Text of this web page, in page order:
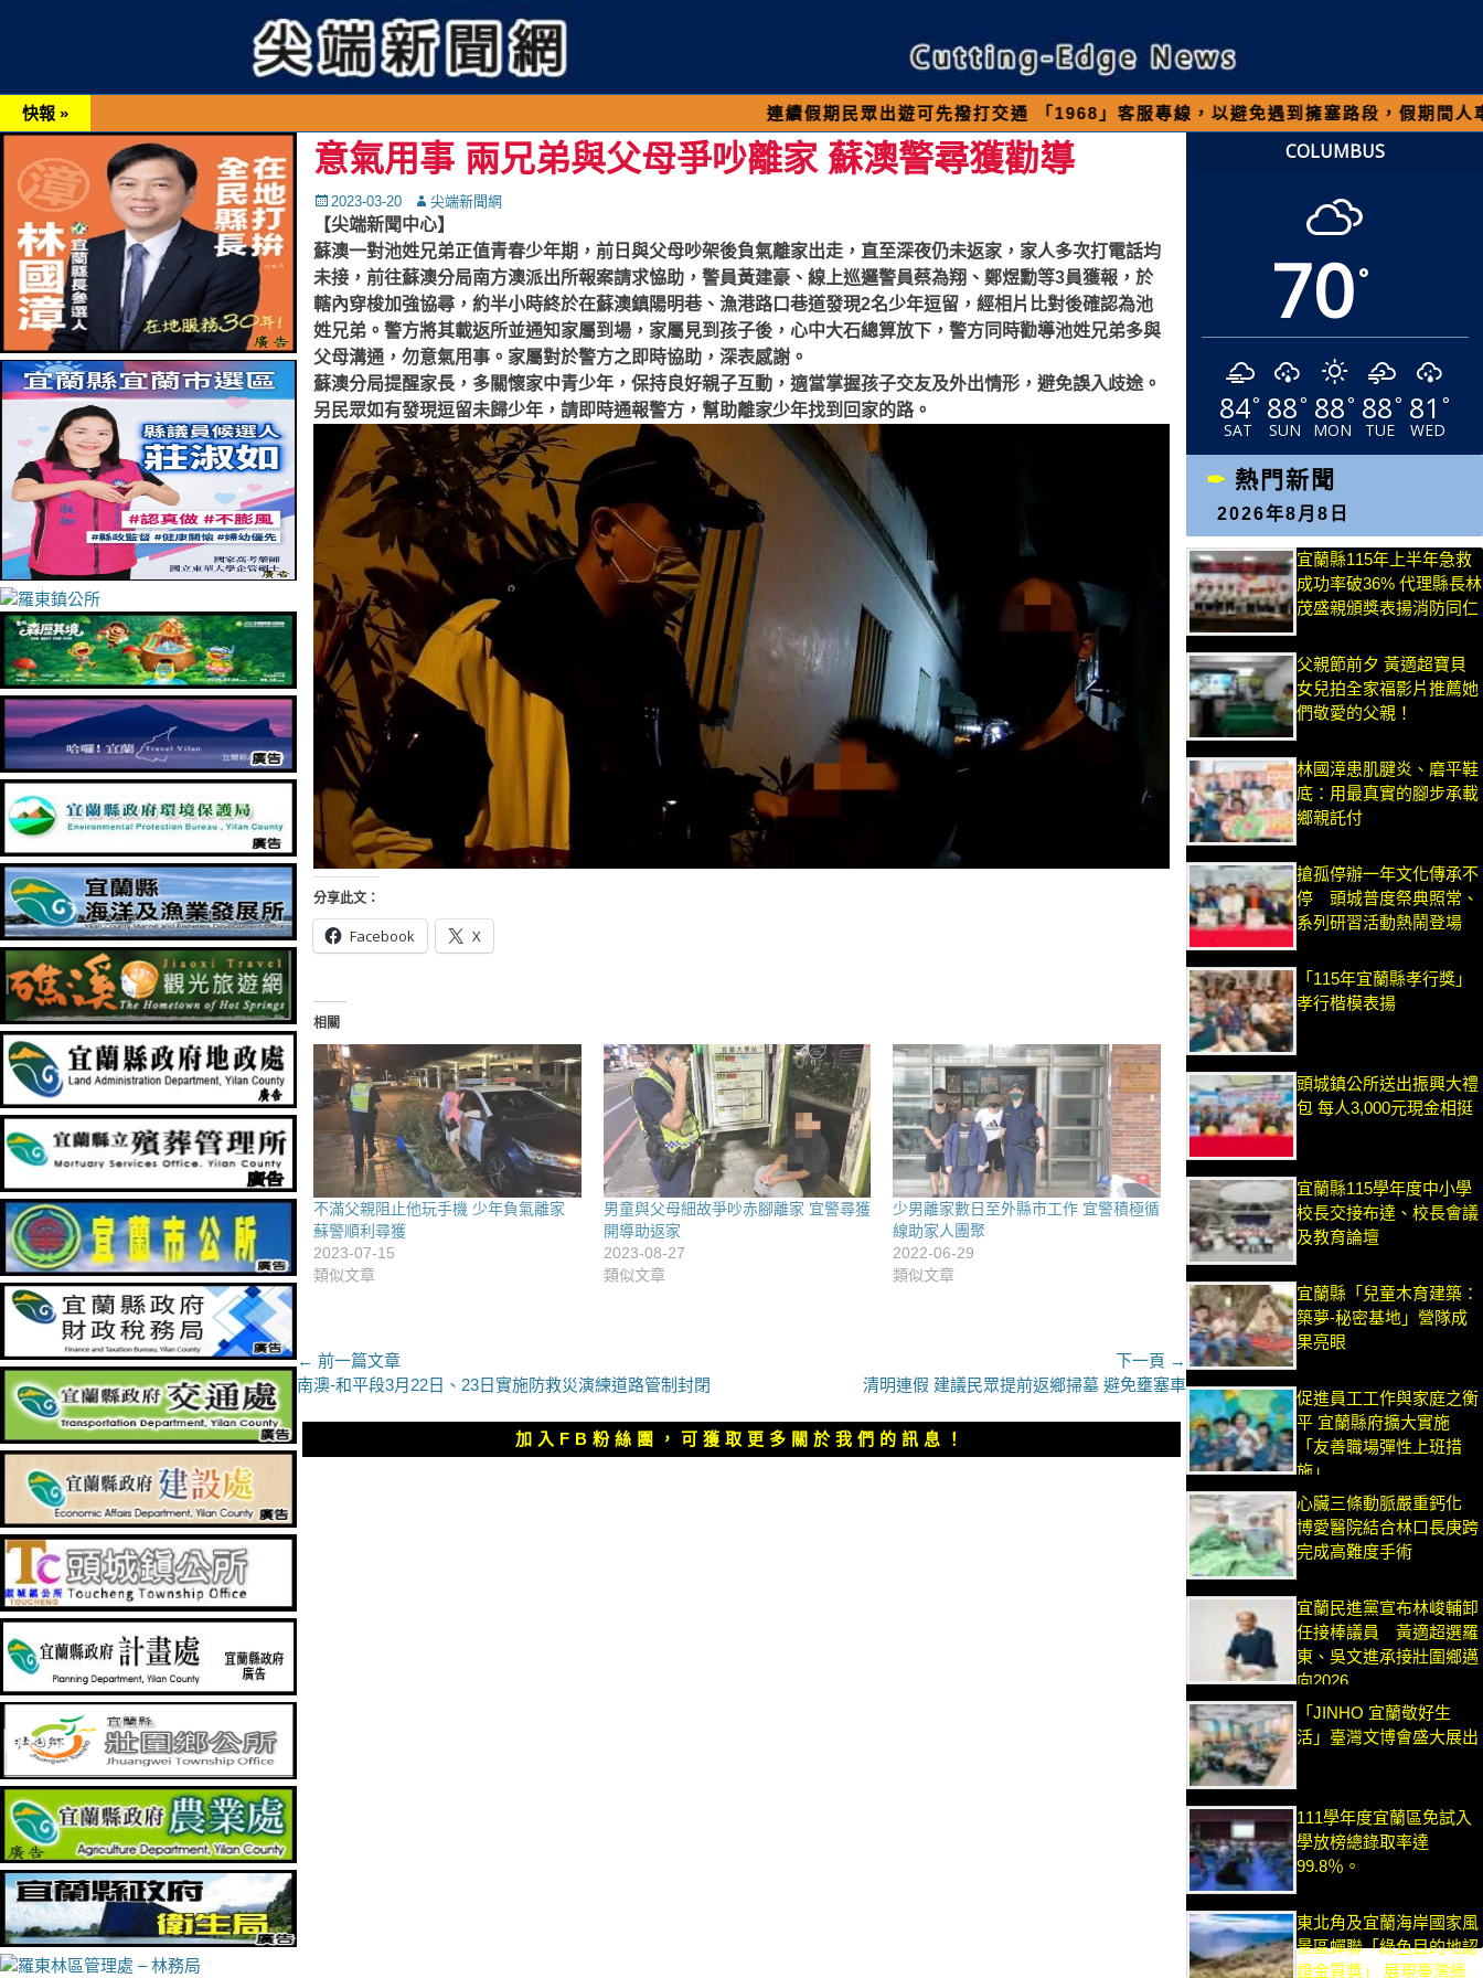
快報 » 連續假期民眾出遊可先撥打交通 「1968」客服專線，以避免遇到擁塞路段，假期間人車多請
意氣用事 兩兄弟與父母爭吵離家 蘇澳警尋獲勸導
Posted
on
2023-03-20 Autor尖端新聞網
【尖端新聞中心】
蘇澳一對池姓兄弟正值青春少年期，前日與父母吵架後負氣離家出走，直至深夜仍未返家，家人多次打電話均
未接，前往蘇澳分局南方澳派出所報案請求恊助，警員黃建豪、線上巡邏警員蔡為翔、鄭煜勳等3員獲報，於
轄內穿梭加強協尋，約半小時終於在蘇澳鎮陽明巷、漁港路口巷道發現2名少年逗留，經相片比對後確認為池
姓兄弟。警方將其載返所並通知家屬到場，家屬見到孩子後，心中大石總算放下，警方同時勸導池姓兄弟多與
父母溝通，勿意氣用事。家屬對於警方之即時協助，深表感謝。
蘇澳分局提醒家長，多關懷家中青少年，保持良好親子互動，適當掌握孩子交友及外出情形，避免誤入歧途。
另民眾如有發現逗留未歸少年，請即時通報警方，幫助離家少年找到回家的路。
分享此文：
Facebook X
相關
不滿父親阻止他玩手機 少年負氣離家
蘇警順利尋獲
2023-07-15
類似文章
男童與父母細故爭吵赤腳離家 宜警尋獲
開導助返家
2023-08-27
類似文章
少男離家數日至外縣市工作 宜警積極循
線助家人團聚
2022-06-29
類似文章
文
章
導
← 前一篇文章
上
文
南澳-和平段3月22日、23日實施防救災演練道路管制封閉
下一頁 →
篇
文
清明連假 建議民眾提前返鄉掃墓 避免壅塞車
加入FB粉絲團，可獲取更多關於我們的訊息！
COLUMBUS
70°
84°
SAT
88°
SUN
88°
MON
88°
TUE
81 °
WED
熱門新聞
2026年8月8日
宜蘭縣115年上半年急救
成功率破36% 代理縣長林
茂盛親頒獎表揚消防同仁
父親節前夕 黃適超寶貝
女兒拍全家福影片推薦她
們敬愛的父親！
林國漳患肌腱炎、磨平鞋
底：用最真實的腳步承載
鄉親託付
搶孤停辦一年文化傳承不
停 頭城普度祭典照常、
系列研習活動熱鬧登場
「115年宜蘭縣孝行獎」
孝行楷模表揚
頭城鎮公所送出振興大禮
包 每人3,000元現金相挺
宜蘭縣115學年度中小學
校長交接布達、校長會議
及教育論壇
宜蘭縣「兒童木育建築：
築夢-秘密基地」營隊成
果亮眼
促進員工工作與家庭之衡
平 宜蘭縣府擴大實施
「友善職場彈性上班措
施」
心臟三條動脈嚴重鈣化
博愛醫院結合林口長庚跨
完成高難度手術
宜蘭民進黨宣布林峻輔卸
任接棒議員 黃適超選羅
東、吳文進承接壯圍鄉邁
向2026
「JINHO 宜蘭敬好生
活」臺灣文博會盛大展出
111學年度宜蘭區免試入
學放榜總錄取率達
99.8％。
東北角及宜蘭海岸國家風
景區蟬聯「綠色目的地認
證金質獎」 展現臺灣綠